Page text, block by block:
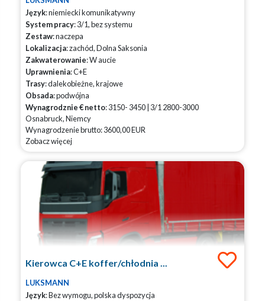
Język: niemiecki komunikatywny
System pracy: 3/1, bez systemu
Zestaw: naczepa
Lokalizacja: zachód, Dolna Saksonia
Zakwaterowanie: W aucie
Uprawnienia: C+E
Trasy: dalekobieżne, krajowe
Obsada: podwójna
Wynagrodznie € netto: 3150- 3450 | 3/1 2800-3000
Osnabruck, Niemcy
Wynagrodzenie brutto: 3600,00 EUR
Zobacz więcej
Kierowca C+E koffer/chłodnia ...
LUKSMANN
Język: Bez wymogu, polska dyspozycja